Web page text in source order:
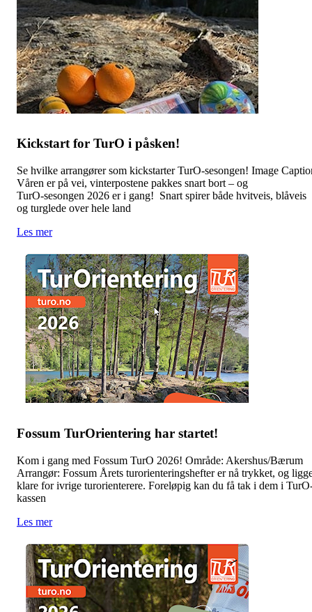
Kickstart for TurO i påsken!
Se hvilke arrangører som kickstarter TurO‑sesongen! Image
Våren er på vei, vinterpostene pakkes snart bort – og
TurO‑sesongen 2026 er i gang! Snart spirer både hvitveis, blåveis
og turglede over hele land
Les mer
Fossum TurOrientering har startet!
Kom i gang med Fossum TurO 2026! Område: Akershus/Bærum
Arrangør: Fossum Årets turorienteringshefter er nå trykket, og
klare for ivrige turorienterere. Foreløpig kan du få tak i dem i
kassen
Les mer